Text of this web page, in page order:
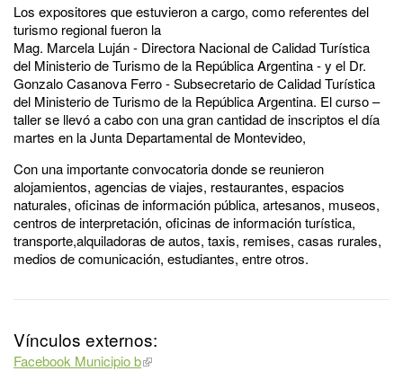
Los expositores que estuvieron a cargo, como referentes del
turismo regional fueron la
Mag. Marcela Luján - Directora Nacional de Calidad Turística
del Ministerio de Turismo de la República Argentina - y el Dr.
Gonzalo Casanova Ferro - Subsecretario de Calidad Turística
del Ministerio de Turismo de la República Argentina. El curso –
taller se llevó a cabo con una gran cantidad de inscriptos el día
martes en la Junta Departamental de Montevideo,
Con una importante convocatoria donde se reunieron
alojamientos, agencias de viajes, restaurantes, espacios
naturales, oficinas de información pública, artesanos, museos,
centros de interpretación, oficinas de información turística,
transporte,alquiladoras de autos, taxis, remises, casas rurales,
medios de comunicación, estudiantes, entre otros.
Vínculos externos:
Facebook Municipio b